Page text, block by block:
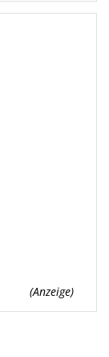
(Anzeige)